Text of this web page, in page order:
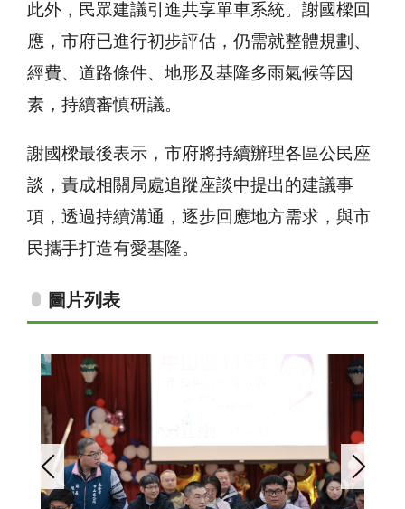
此外，民眾建議引進共享單車系統。謝國樑回
應，市府已進行初步評估，仍需就整體規劃、
經費、道路條件、地形及基隆多雨氣候等因
素，持續審慎研議。
謝國樑最後表示，市府將持續辦理各區公民座
談，責成相關局處追蹤座談中提出的建議事
項，透過持續溝通，逐步回應地方需求，與市
民攜手打造有愛基隆。
圖片列表